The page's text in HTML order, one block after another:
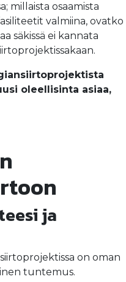
millaista osaamista
valmiina, ovatko
säkissä ei kannata
oleellisinta asiaa,
ja
on oman
tuntemus.